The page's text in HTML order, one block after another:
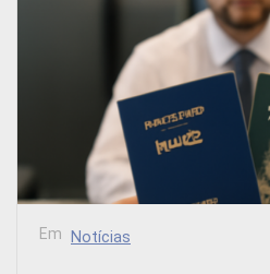
Em Notícias